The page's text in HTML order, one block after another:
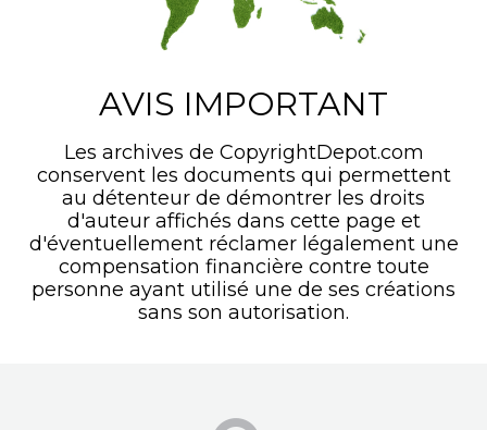
AVIS IMPORTANT
Les archives de CopyrightDepot.com
conservent les documents qui permettent
au détenteur de démontrer les droits
d'auteur affichés dans cette page et
d'éventuellement réclamer légalement une
compensation financière contre toute
personne ayant utilisé une de ses créations
sans son autorisation.